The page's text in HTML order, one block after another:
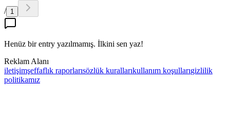
/ 1
Henüz bir entry yazılmamış. İlkini sen yaz!
Reklam Alanı
iletişimşeffaflık raporlarısözlük kurallarıkullanım koşullarıgizlilik
politikamız